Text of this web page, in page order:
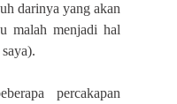
darinya yang akan
malah menjadi hal
percakapan